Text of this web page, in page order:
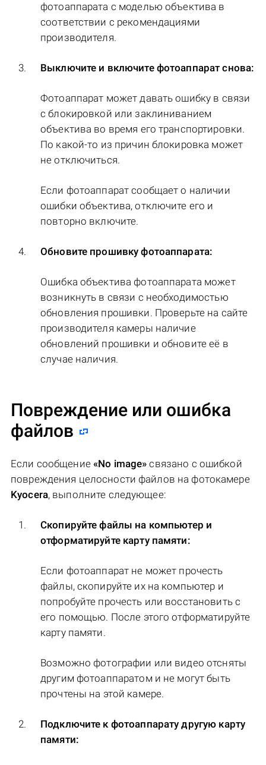
фотоаппарата с моделью объектива в
соответствии с рекомендациями
производителя.
Выключите и включите фотоаппарат снова:
Фотоаппарат может давать ошибку в связи
с блокировкой или заклиниванием
объектива во время его транспортировки.
По какой-то из причин блокировка может
не отключиться.
Если фотоаппарат сообщает о наличии
ошибки объектива, отключите его и
повторно включите.
Обновите прошивку фотоаппарата:
Ошибка объектива фотоаппарата может
возникнуть в связи с необходимостью
обновления прошивки. Проверьте на сайте
производителя камеры наличие
обновлений прошивки и обновите её в
случае наличия.
Повреждение или ошибка
файлов
Если сообщение «No image» связано с ошибкой
повреждения целосности файлов на фотокамере
Kyocera, выполните следующее:
Скопируйте файлы на компьютер и
отформатируйте карту памяти:
Если фотоаппарат не может прочесть
файлы, скопируйте их на компьютер и
попробуйте прочесть или восстановить с
его помощью. После этого отформатируйте
карту памяти.
Возможно фотографии или видео отсняты
другим фотоаппаратом и не могут быть
прочтены на этой камере.
Подключите к фотоаппарату другую карту
памяти: